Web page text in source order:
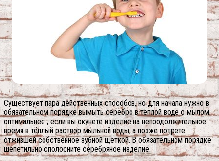
Существует пара действенных способов, но для начала нужно в
обязательном порядке вымыть серебро в тёплой воде с мылом.
оптимальнее , если вы окунете изделие на непродолжительное
время в тёплый раствор мыльной воды, а позже потрете
отжившей собственное зубной щёткой. В обязательном порядке
шепетильно сполосните серебряное изделие.